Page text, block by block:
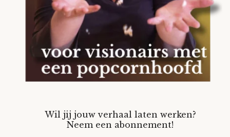
Wil jij jouw verhaal laten werken?
Neem een abonnement!